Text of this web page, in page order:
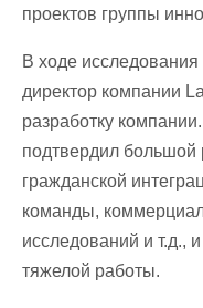
проектов группы
В ходе
директор компании
разработку
подтвердил большой
гражданской
команды,
исследований и т.д.,
тяжелой работы.